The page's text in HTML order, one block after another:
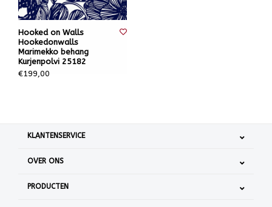
Hooked on Walls
Hookedonwalls
Marimekko behang
Kurjenpolvi 25182
€199,00
KLANTENSERVICE
OVER ONS
PRODUCTEN